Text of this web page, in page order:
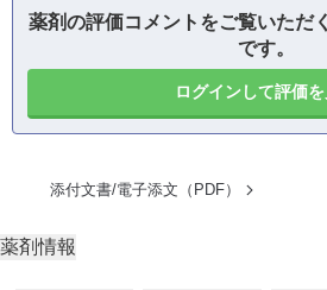
薬剤の評価コメントをご覧いただ
です。
ログインして評価
添付文書/電子添文（PDF）
薬剤情報